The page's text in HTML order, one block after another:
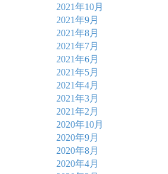
2021年10月
2021年9月
2021年8月
2021年7月
2021年6月
2021年5月
2021年4月
2021年3月
2021年2月
2020年10月
2020年9月
2020年8月
2020年4月